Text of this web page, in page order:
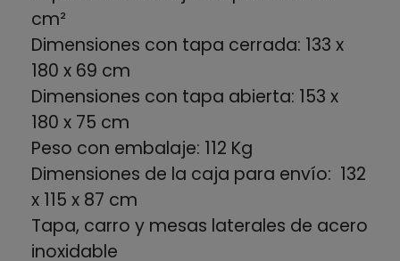
cm²
Dimensiones con tapa cerrada: 133 x
180 x 69 cm
Dimensiones con tapa abierta: 153 x
180 x 75 cm
Peso con embalaje: 112 Kg
Dimensiones de la caja para envío: 132
x 115 x 87 cm
Tapa, carro y mesas laterales de acero
inoxidable